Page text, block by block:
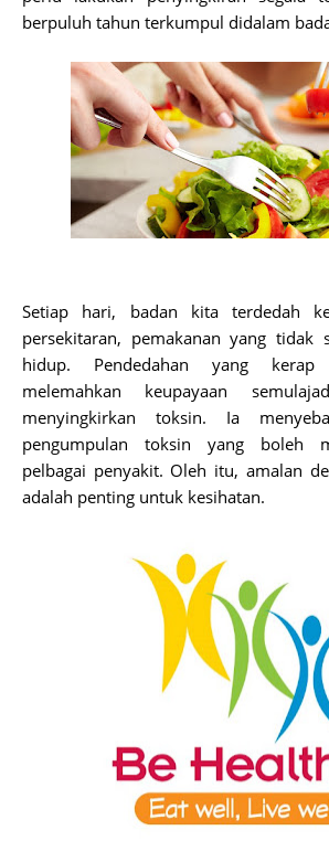
berpuluh tahun terkumpul didalam
Setiap hari, badan kita terdedah
persekitaran, pemakanan yang tidak
hidup. Pendedahan yang kerap
melemahkan keupayaan
menyingkirkan toksin. Ia
pengumpulan toksin yang boleh
pelbagai penyakit. Oleh itu, amalan
adalah penting untuk kesihatan.